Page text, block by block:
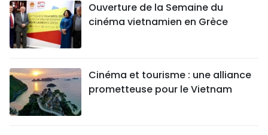
Ouverture de la Semaine du
cinéma vietnamien en Grèce
Cinéma et tourisme : une alliance
prometteuse pour le Vietnam